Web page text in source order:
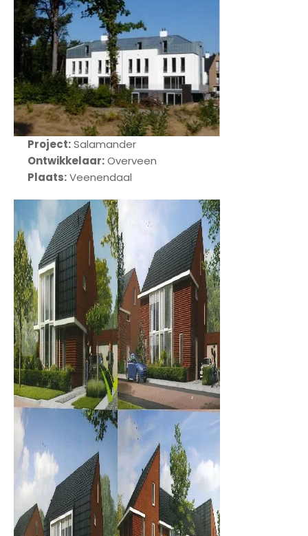
Project:Salamander
Ontwikkelaar:Overveen
Plaats:Veenendaal